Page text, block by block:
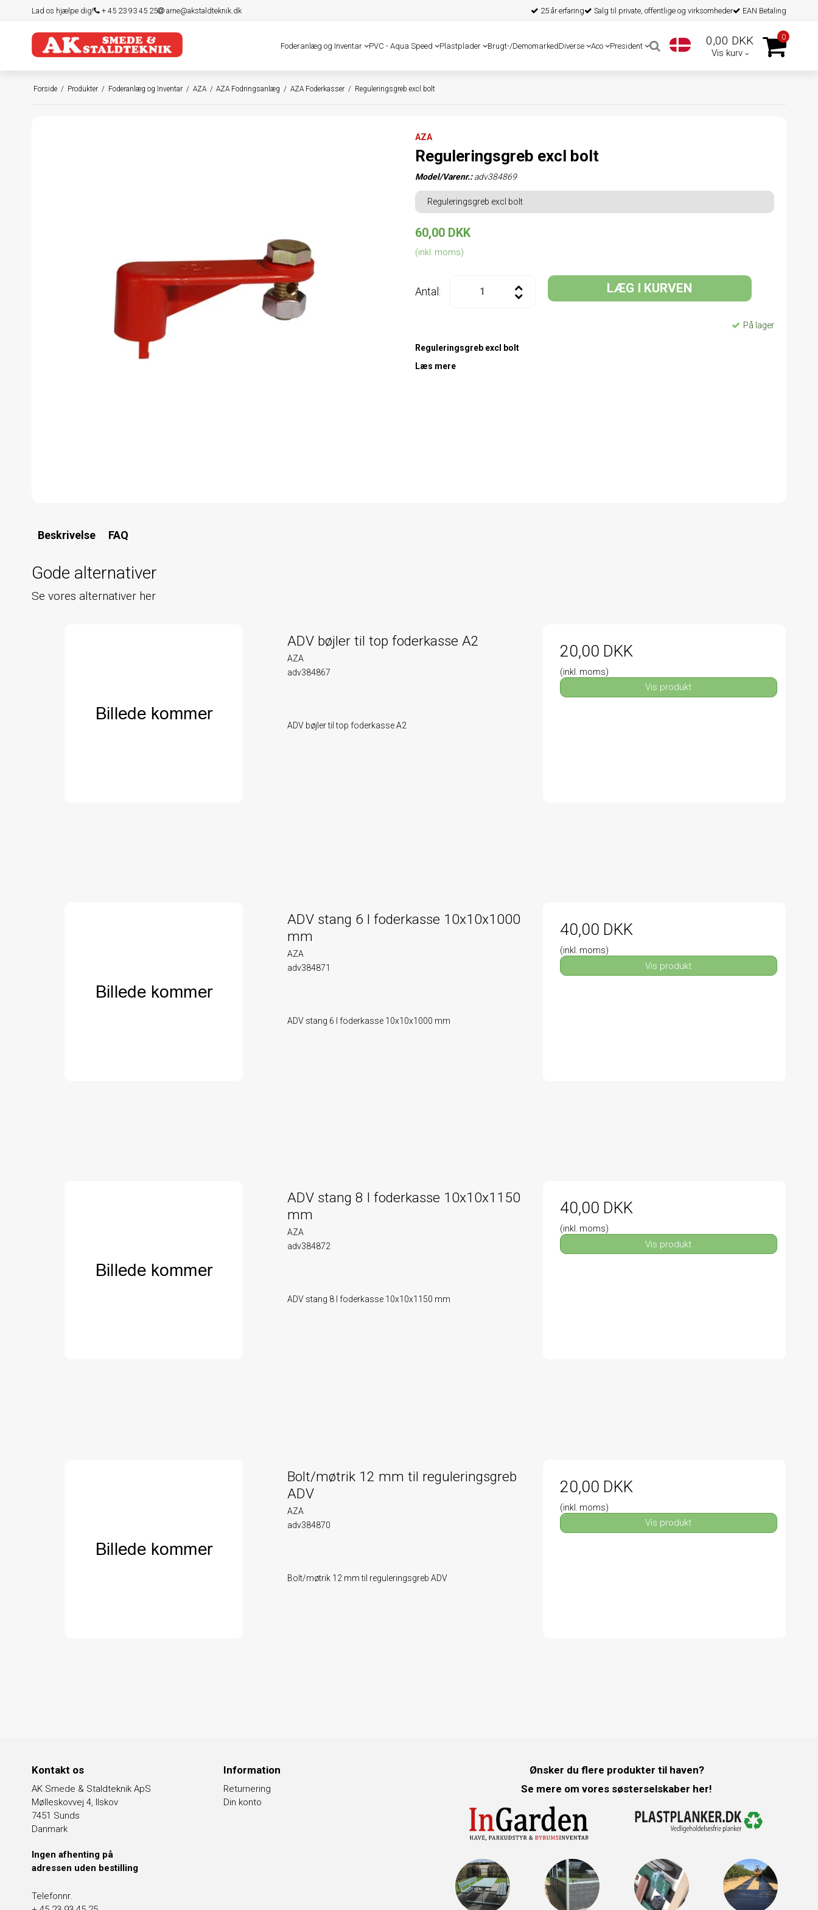
Lad os hjælpe dig! + 45 23 93 45 25 arne@akstaldteknik.dk 25 år erfaring Salg til private, offentlige og virksomheder EAN Betaling
Foderanlæg og Inventar PVC - Aqua Speed Plastplader Brugt-/DemomarkedDiverse Aco President 0,00 DKK
Vis kurv
0
Forside / Produkter / Foderanlæg og Inventar / AZA / AZA Fodringsanlæg / AZA Foderkasser / Reguleringsgreb excl bolt
AZA
Reguleringsgreb excl bolt
Model/Varenr.: adv384869
Reguleringsgreb excl bolt
60,00 DKK
(inkl. moms)
Antal: LÆG I KURVEN
På lager
Reguleringsgreb excl bolt
Læs mere
Beskrivelse FAQ
Gode alternativer
Se vores alternativer her
ADV bøjler til top foderkasse A2
AZA
adv384867
ADV bøjler til top foderkasse A2
20,00 DKK
(inkl. moms)
Vis produkt
ADV stang 6 l foderkasse 10x10x1000
mm
AZA
adv384871
ADV stang 6 l foderkasse 10x10x1000 mm
40,00 DKK
(inkl. moms)
Vis produkt
ADV stang 8 l foderkasse 10x10x1150
mm
AZA
adv384872
ADV stang 8 l foderkasse 10x10x1150 mm
40,00 DKK
(inkl. moms)
Vis produkt
Bolt/møtrik 12 mm til reguleringsgreb
ADV
AZA
adv384870
Bolt/møtrik 12 mm til reguleringsgreb ADV
20,00 DKK
(inkl. moms)
Vis produkt
Kontakt os
AK Smede & Staldteknik ApS
Mølleskovvej 4, Ilskov
7451 Sunds
Danmark
Ingen afhenting på
adressen uden bestilling
Telefonnr.
Information
Returnering
Din konto
Ønsker du flere produkter til haven?
Se mere om vores søsterselskaber her!